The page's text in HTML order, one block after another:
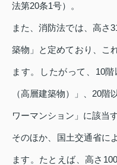
法第20条1号）。
また、消防法では、高さ
築物」と定めており、こ
ます。したがって、10
（高層建築物）」、20
ワーマンション」に該当
そのほか、国土交通省に
ます。たとえば、高さ